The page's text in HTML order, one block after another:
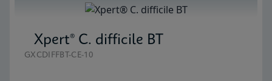
Xpert® C. difficile BT
GXCDIFFBT-CE-10